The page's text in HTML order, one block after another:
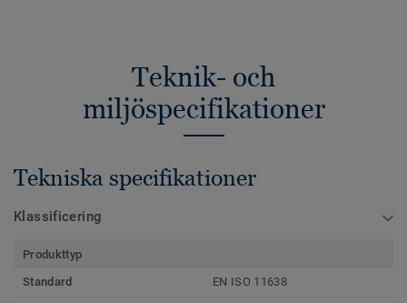
Teknik- och
miljöspecifikationer
Tekniska specifikationer
Klassificering
Produkttyp
Standard
EN ISO 11638